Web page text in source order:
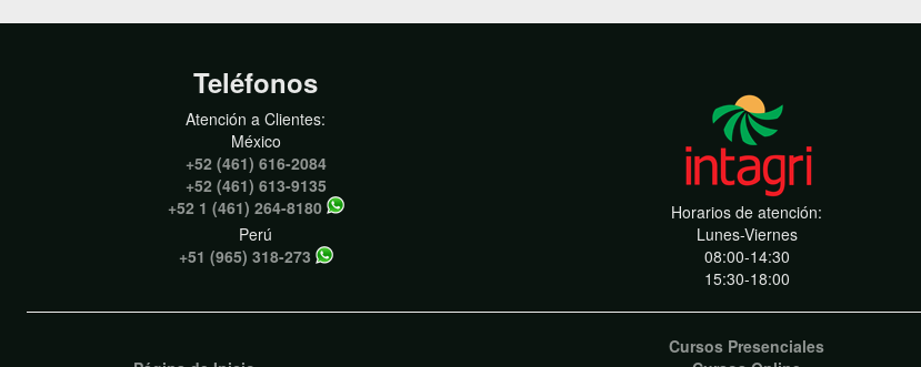
Teléfonos
Atención a Clientes:
México
+52 (461) 616-2084
+52 (461) 613-9135
+52 1 (461) 264-8180
Perú
+51 (965) 318-273
Horarios de atención:
Lunes-Viernes
08:00-14:30
15:30-18:00
Cursos Presenciales